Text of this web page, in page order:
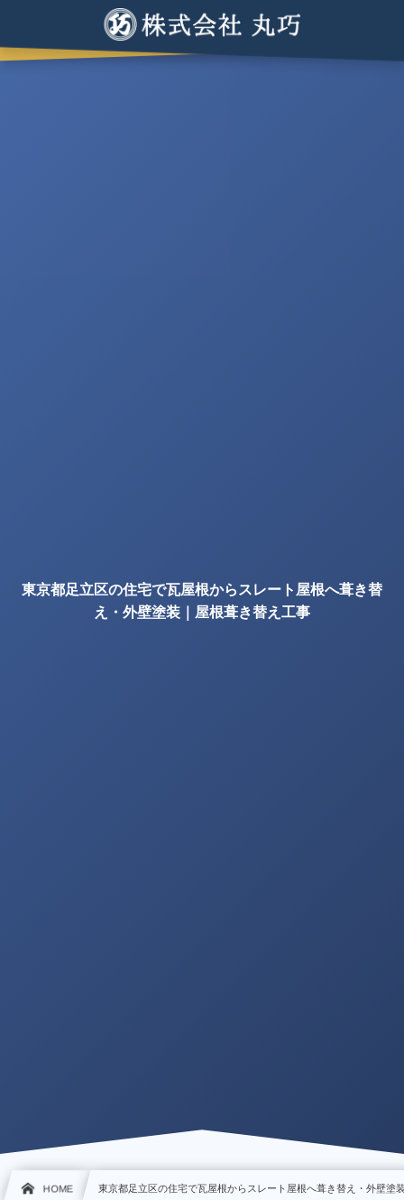
東京都足立区の住宅で瓦屋根からスレート屋根へ葺き替
え・外壁塗装｜屋根葺き替え工事
HOME 東京都足立区の住宅で瓦屋根からスレート屋根へ葺き替え・外壁塗